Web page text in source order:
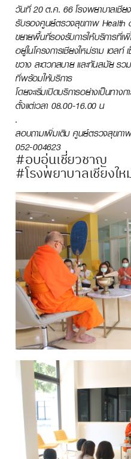
วันที่ 20 ต.ค. 66 โรงพยาบาลเ
รับรองศูนย์ตรวจสุขภาพ Health
ขยายพื้นที่รองรับการให้บริการที่
อยู่ในโครงการเชียงใหม่ราม เฮล
ขวาง สะดวกสบาย และทันสมัย ร
ที่พร้อมให้บริการ
โดยจะเริ่มเปิดบริการอย่างเป็นทา
ตั้งแต่เวลา 08.00-16.00 น
.
สอบถามเพิ่มเติมศูนย์ตรวจสุขภาพ
052-004623
#อบอุ่นเชี่ยวชาญ
#โรงพยาบาลเชียงใ